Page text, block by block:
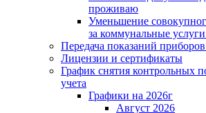
проживаю
Уменьшение
за коммунальные услуги
Передача показаний приборов
Лицензии и сертификаты
График снятия контрольных
учета
Графики на 2026г
Август 2026